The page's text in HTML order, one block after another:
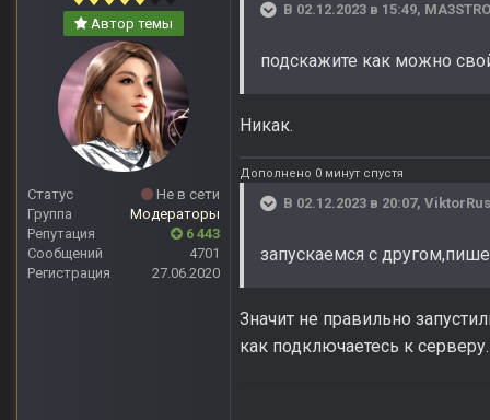
Автор темы
Статус
Не в сети
Группа
Модераторы
Репутация
6 443
Сообщений
4701
Регистрация
27.06.2020
В 02.12.2023 в 15:49, MA3STRO
подскажите как можно
Никак.
Дополнено 0 минут спустя
В 02.12.2023 в 20:07, ViktorRus
запускаемся с
Значит не правильно
как подключаетесь к серверу.